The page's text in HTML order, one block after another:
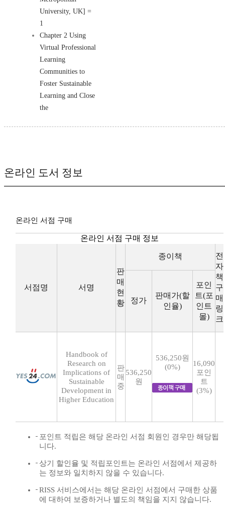
University, UK] =
1
Chapter 2 Using
Virtual Professional
Learning
Communities to
Foster Sustainable
Learning and Close
the
온라인 도서 정보
온라인 서점 구매
온라인 서점 구매 정보
서점명 서명
판
매
현
황
종이책
전
자
책
구
매
링
크
정가
판매가(할
인율)
포인
트(포
인트
몰)
Handbook of
Research on
Implications of
Sustainable
Development in
Higher Education
판
매
중
536,250
원
536,250원
(0%)
16,090
포인
트
(3%)
포인트 적립은 해당 온라인 서점 회원인 경우만 해당됩
니다.
상기 할인율 및 적립포인트는 온라인 서점에서 제공하
는 정보와 일치하지 않을 수 있습니다.
RISS 서비스에서는 해당 온라인 서점에서 구매한 상품
에 대하여 보증하거나 별도의 책임을 지지 않습니다.